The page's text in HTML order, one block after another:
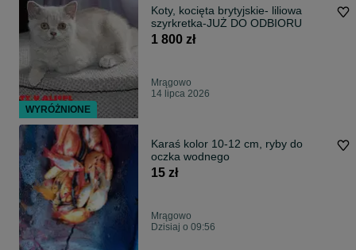
Koty, kocięta brytyjskie- liliowa
szyrkretka-JUŻ DO ODBIORU
1 800 zł
Mrągowo
14 lipca 2026
Karaś kolor 10-12 cm, ryby do
oczka wodnego
15 zł
Mrągowo
Dzisiaj o 09:56
WYRÓŻNIONE